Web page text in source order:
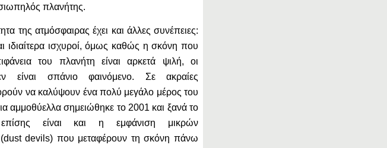
πλανήτης.
της ατμόσφαιρας έχει και άλλες συνέπειες:
ιδιαίτερα ισχυροί, όμως καθώς η σκόνη που
του πλανήτη είναι αρκετά ψιλή, οι
είναι σπάνιο φαινόμενο. Σε ακραίες
να καλύψουν ένα πολύ μεγάλο μέρος του
αμμοθύελλα σημειώθηκε το 2001 και ξανά το
είναι και η εμφάνιση μικρών
(dust devils) που μεταφέρουν τη σκόνη πάνω